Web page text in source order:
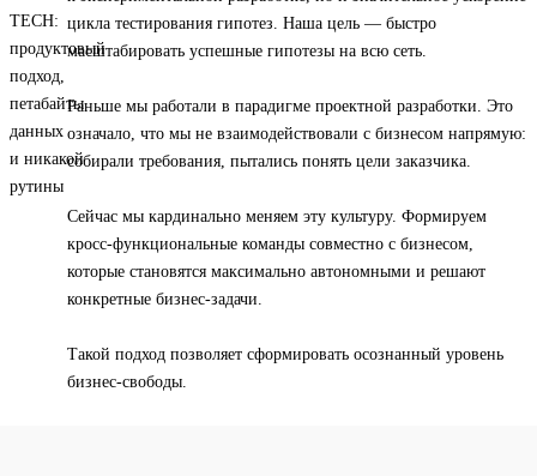
цикла тестирования гипотез. Наша цель — быстро
масштабировать успешные гипотезы на всю сеть.
Раньше мы работали в парадигме проектной разработки. Это
означало, что мы не взаимодействовали с бизнесом напрямую:
собирали требования, пытались понять цели заказчика.
Сейчас мы кардинально меняем эту культуру. Формируем
кросс-функциональные команды совместно с бизнесом,
которые становятся максимально автономными и решают
конкретные бизнес-задачи.
Такой подход позволяет сформировать осознанный уровень
бизнес-свободы.